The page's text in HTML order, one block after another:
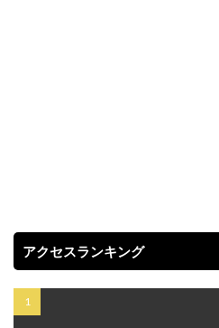
アクセスランキング